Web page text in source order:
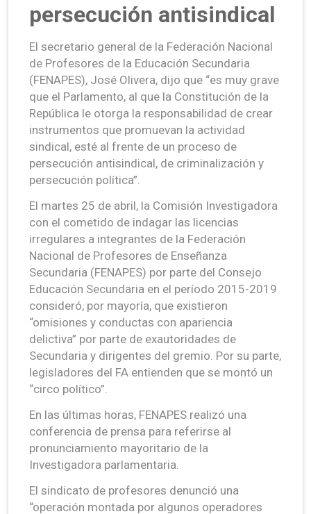
persecución antisindical
El secretario general de la Federación Nacional
de Profesores de la Educación Secundaria
(FENAPES), José Olivera, dijo que “es muy grave
que el Parlamento, al que la Constitución de la
República le otorga la responsabilidad de crear
instrumentos que promuevan la actividad
sindical, esté al frente de un proceso de
persecución antisindical, de criminalización y
persecución política”.
El martes 25 de abril, la Comisión Investigadora
con el cometido de indagar las licencias
irregulares a integrantes de la Federación
Nacional de Profesores de Enseñanza
Secundaria (FENAPES) por parte del Consejo
Educación Secundaria en el período 2015-2019
consideró, por mayoría, que existieron
“omisiones y conductas con apariencia
delictiva” por parte de exautoridades de
Secundaria y dirigentes del gremio. Por su parte,
legisladores del FA entienden que se montó un
“circo político”.
En las últimas horas, FENAPES realizó una
conferencia de prensa para referirse al
pronunciamiento mayoritario de la
Investigadora parlamentaria.
El sindicato de profesores denunció una
“operación montada por algunos operadores